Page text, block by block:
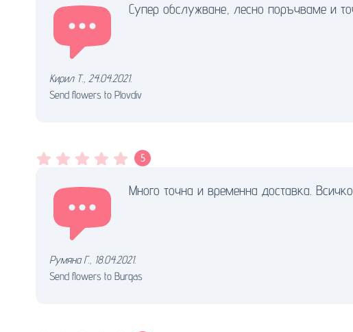
Супер обслужване, лесно поръчваме и
Кирил Т., 24.04.2021.
Send flowers to Plovdiv
5
Много точна и временна доставка.
Румяна Г., 18.04.2021.
Send flowers to Burgas